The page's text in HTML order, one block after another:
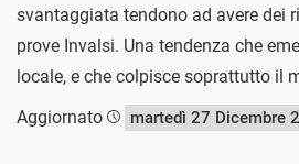
svantaggiata tendono ad avere dei
prove Invalsi. Una tendenza che
locale, e che colpisce soprattutto il
Aggiornato
martedì 27 Dicembre